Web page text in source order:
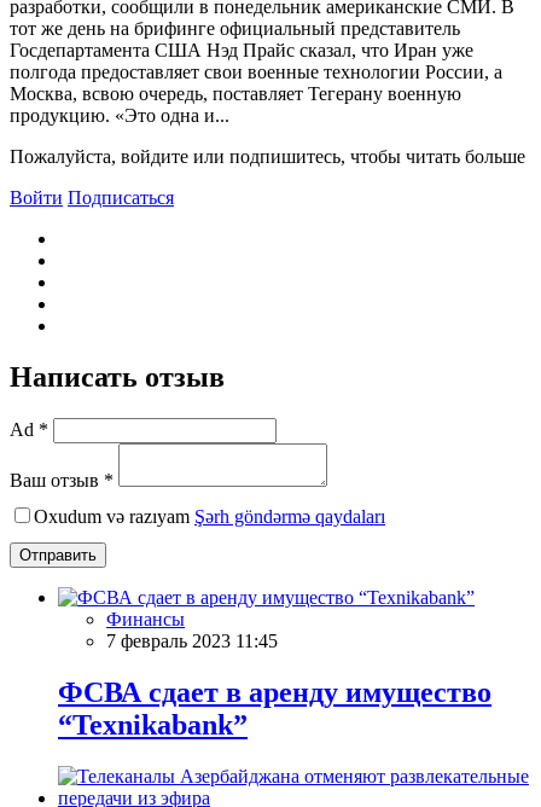
разработки, сообщили в понедельник американские СМИ. В
тот же день на брифинге официальный представитель
Госдепартамента США Нэд Прайс сказал, что Иран уже
полгода предоставляет свои военные технологии России, а
Москва, всвою очередь, поставляет Тегерану военную
продукцию. «Это одна и...
Пожалуйста, войдите или подпишитесь, чтобы читать больше
Войти Подписаться
Написать отзыв
Ad *
Ваш отзыв *
Oxudum və razıyam Şərh göndərmə qaydaları
Отправить
Финансы
7 февраль 2023 11:45
ФСВА сдает в аренду имущество
“Texnikabank”